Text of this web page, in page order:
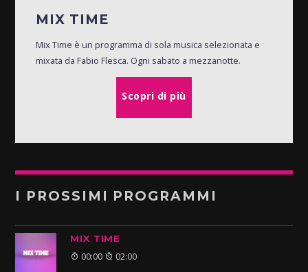
MIX TIME
Mix Time è un programma di sola musica selezionata e
mixata da Fabio Flesca. Ogni sabato a mezzanotte.
Scopri di più
I PROSSIMI PROGRAMMI
MIX TIME
00:00 02:00